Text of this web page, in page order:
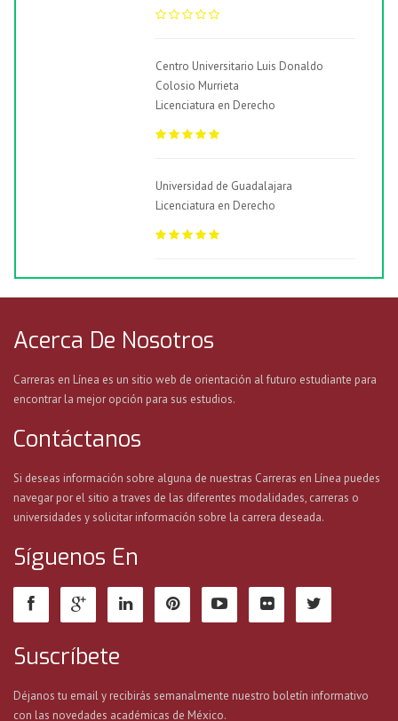
Centro Universitario Luis Donaldo
Colosio Murrieta
Licenciatura en Derecho
Universidad de Guadalajara
Licenciatura en Derecho
Acerca De Nosotros
Carreras en Línea es un sitio web de orientación al futuro estudiante para
encontrar la mejor opción para sus estudios.
Contáctanos
Si deseas información sobre alguna de nuestras Carreras en Línea puedes
navegar por el sitio a traves de las diferentes modalidades, carreras o
universidades y solicitar información sobre la carrera deseada.
Síguenos En
Suscríbete
Déjanos tu email y recibirás semanalmente nuestro boletín informativo
con las novedades académicas de México.